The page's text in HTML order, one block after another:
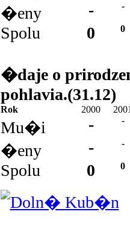
�eny - -
Spolu 0 0
�daje o
pohlavia.(31.12)
Rok 2000
Mu�i - -
�eny - -
Spolu 0 0